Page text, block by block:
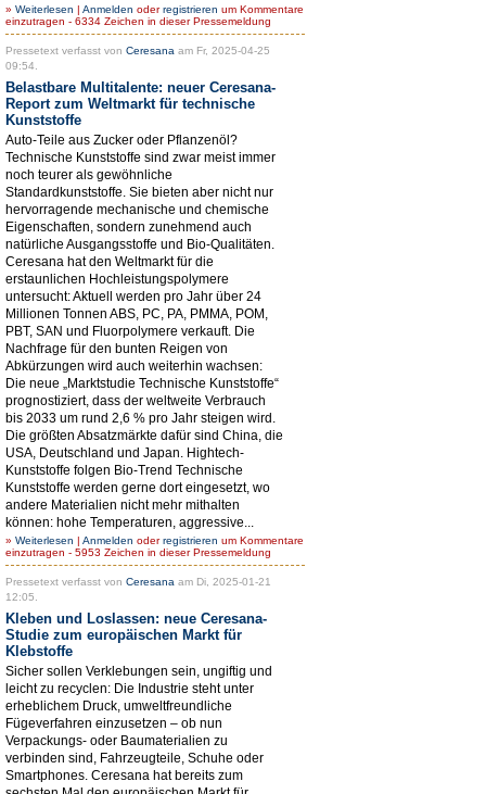
» Weiterlesen | Anmelden oderregistrieren um Kommentare
einzutragen - 6334 Zeichen in dieser Pressemeldung
Pressetext verfasst von Ceresana am Fr, 2025-04-25
09:54.
Belastbare Multitalente: neuer Ceresana-
Report zum Weltmarkt für technische
Kunststoffe
Auto-Teile aus Zucker oder Pflanzenöl?
Technische Kunststoffe sind zwar meist immer
noch teurer als gewöhnliche
Standardkunststoffe. Sie bieten aber nicht nur
hervorragende mechanische und chemische
Eigenschaften, sondern zunehmend auch
natürliche Ausgangsstoffe und Bio-Qualitäten.
Ceresana hat den Weltmarkt für die
erstaunlichen Hochleistungspolymere
untersucht: Aktuell werden pro Jahr über 24
Millionen Tonnen ABS, PC, PA, PMMA, POM,
PBT, SAN und Fluorpolymere verkauft. Die
Nachfrage für den bunten Reigen von
Abkürzungen wird auch weiterhin wachsen:
Die neue „Marktstudie Technische Kunststoffe“
prognostiziert, dass der weltweite Verbrauch
bis 2033 um rund 2,6 % pro Jahr steigen wird.
Die größten Absatzmärkte dafür sind China, die
USA, Deutschland und Japan. Hightech-
Kunststoffe folgen Bio-Trend Technische
Kunststoffe werden gerne dort eingesetzt, wo
andere Materialien nicht mehr mithalten
können: hohe Temperaturen, aggressive...
» Weiterlesen | Anmelden oderregistrieren um Kommentare
einzutragen - 5953 Zeichen in dieser Pressemeldung
Pressetext verfasst von Ceresana am Di, 2025-01-21
12:05.
Kleben und Loslassen: neue Ceresana-
Studie zum europäischen Markt für
Klebstoffe
Sicher sollen Verklebungen sein, ungiftig und
leicht zu recyclen: Die Industrie steht unter
erheblichem Druck, umweltfreundliche
Fügeverfahren einzusetzen – ob nun
Verpackungs- oder Baumaterialien zu
verbinden sind, Fahrzeugteile, Schuhe oder
Smartphones. Ceresana hat bereits zum